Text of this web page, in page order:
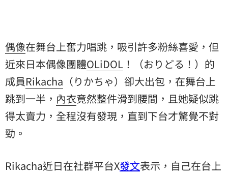
偶像在舞台上奮力唱跳，吸引許多粉絲喜愛，但
近來日本偶像團體OLiDOL ！（おりどる！）的
成員Rikacha （りかちゃ）卻大出包，在舞台上
跳到一半， 內衣竟然整件滑到腰間，且她疑似跳
得太賣力，全程沒有發現，直到下台才驚覺不對
勁。
Rikacha近日在社群平台X發文表示，自己在台上